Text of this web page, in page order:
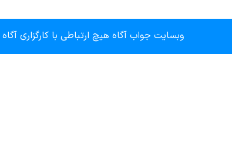
وبسایت جواب آگاه هیچ ارتباطی با کارگزاری آگاه